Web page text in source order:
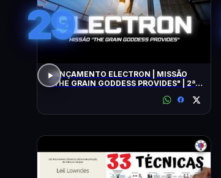
29
LANÇAMENTO ELECTRON | MISSÃO
"THE GRAIN GODDESS PROVIDES" | 2ª